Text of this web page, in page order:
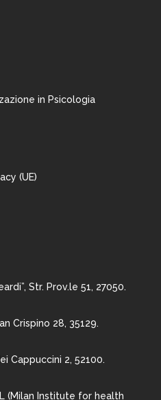
in Psicologia
(UE)
Str. Prov.le 51, 27050.
Crispino 28, 35129.
Cappuccini 2, 52100.
(Milan Institute for health